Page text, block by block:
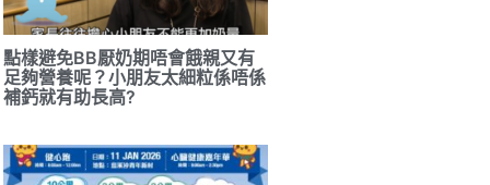
點樣避免BB厭奶期唔會餓親又有
足夠營養呢？小朋友太細粒係唔係
補鈣就有助長高?